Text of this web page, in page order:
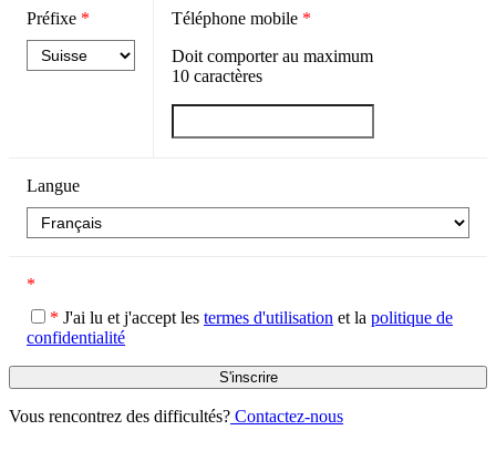
Préfixe * Téléphone mobile *
Doit comporter au maximum
10caractères
Langue
*
* J'ai lu et j'accept les termes d'utilisation et la politique de
confidentialité
Vous rencontrez des difficultés? Contactez-nous